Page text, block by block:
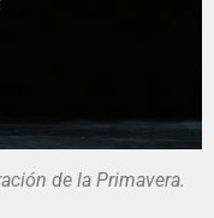
de la Primavera.